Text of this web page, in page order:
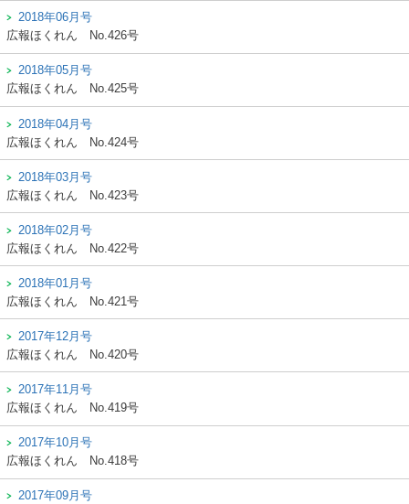
2018年06月号
広報ほくれん
No.426号
2018年05月号
広報ほくれん
No.425号
2018年04月号
広報ほくれん
No.424号
2018年03月号
広報ほくれん
No.423号
2018年02月号
広報ほくれん
No.422号
2018年01月号
広報ほくれん
No.421号
2017年12月号
広報ほくれん
No.420号
2017年11月号
広報ほくれん
No.419号
2017年10月号
広報ほくれん
No.418号
2017年09月号